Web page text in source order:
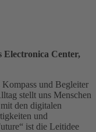
Electronica Center,
und Begleiter
stellt uns Menschen
den digitalen
und
ist die Leitidee